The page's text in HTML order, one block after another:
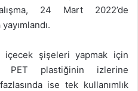
24 Mart 2022’de
yayımlandı.
içecek şişeleri yapmak için
PET plastiğinin izlerine
ise tek kullanımlık